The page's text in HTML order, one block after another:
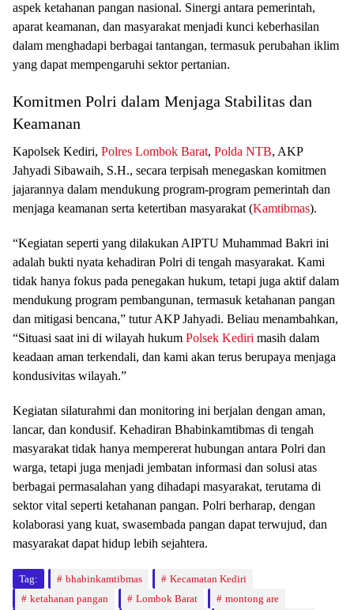
aspek ketahanan pangan nasional. Sinergi antara pemerintah,
aparat keamanan, dan masyarakat menjadi kunci keberhasilan
dalam menghadapi berbagai tantangan, termasuk perubahan iklim
yang dapat mempengaruhi sektor pertanian.
Komitmen Polri dalam Menjaga Stabilitas dan
Keamanan
Kapolsek Kediri, Polres Lombok Barat, Polda NTB, AKP
Jahyadi Sibawaih, S.H., secara terpisah menegaskan komitmen
jajarannya dalam mendukung program-program pemerintah dan
menjaga keamanan serta ketertiban masyarakat (Kamtibmas).
“Kegiatan seperti yang dilakukan AIPTU Muhammad Bakri ini
adalah bukti nyata kehadiran Polri di tengah masyarakat. Kami
tidak hanya fokus pada penegakan hukum, tetapi juga aktif dalam
mendukung program pembangunan, termasuk ketahanan pangan
dan mitigasi bencana,” tutur AKP Jahyadi. Beliau menambahkan,
“Situasi saat ini di wilayah hukum Polsek Kediri masih dalam
keadaan aman terkendali, dan kami akan terus berupaya menjaga
kondusivitas wilayah.”
Kegiatan silaturahmi dan monitoring ini berjalan dengan aman,
lancar, dan kondusif. Kehadiran Bhabinkamtibmas di tengah
masyarakat tidak hanya mempererat hubungan antara Polri dan
warga, tetapi juga menjadi jembatan informasi dan solusi atas
berbagai permasalahan yang dihadapi masyarakat, terutama di
sektor vital seperti ketahanan pangan. Polri berharap, dengan
kolaborasi yang kuat, swasembada pangan dapat terwujud, dan
masyarakat dapat hidup lebih sejahtera.
Tag: bhabinkamtibmas
Kecamatan Kediri
ketahanan pangan
Lombok Barat montong are